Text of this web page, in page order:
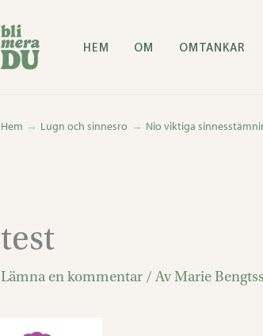
HEM OM OMTANKAR
Hem Lugn och sinnesro Nio viktiga
test
Lämna en kommentar / AvMarie